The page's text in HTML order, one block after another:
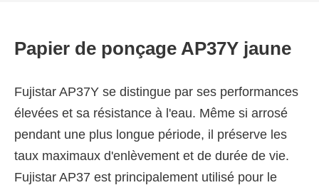
Papier de ponçage AP37Y jaune
Fujistar AP37Y se distingue par ses performances
élevées et sa résistance à l'eau. Même si arrosé
pendant une plus longue période, il préserve les
taux maximaux d'enlèvement et de durée de vie.
Fujistar AP37 est principalement utilisé pour le